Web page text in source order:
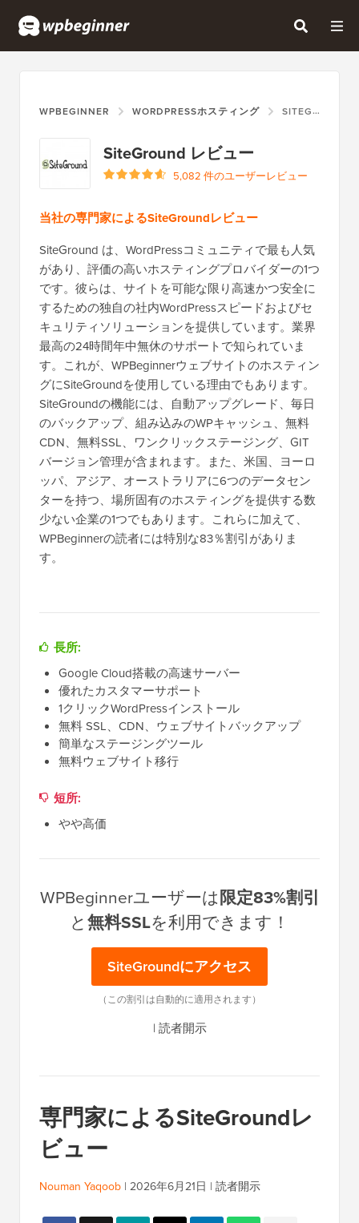
WPBEGINNER WORDPRESSホスティング SITEGROUND
SiteGround レビュー
5,082 件のユーザーレビュー
当社の専門家によるSiteGroundレビュー
SiteGround は、WordPressコミュニティで最も人気
があり、評価の高いホスティングプロバイダーの1つ
です。彼らは、サイトを可能な限り高速かつ安全に
するための独自の社内WordPressスピードおよびセ
キュリティソリューションを提供しています。業界
最高の24時間年中無休のサポートで知られていま
す。これが、WPBeginnerウェブサイトのホスティン
グにSiteGroundを使用している理由でもあります。
SiteGroundの機能には、自動アップグレード、毎日
のバックアップ、組み込みのWPキャッシュ、無料
CDN、無料SSL、ワンクリックステージング、GIT
バージョン管理が含まれます。また、米国、ヨーロ
ッパ、アジア、オーストラリアに6つのデータセン
ターを持つ、場所固有のホスティングを提供する数
少ない企業の1つでもあります。これらに加えて、
WPBeginnerの読者には特別な83％割引がありま
す。
長所:
Google Cloud搭載の高速サーバー
優れたカスタマーサポート
1クリックWordPressインストール
無料 SSL、CDN、ウェブサイトバックアップ
簡単なステージングツール
無料ウェブサイト移行
短所:
やや高価
WPBeginnerユーザーは限定83%割引
と無料SSLを利用できます！
SiteGroundにアクセス
（この割引は自動的に適用されます）
| 読者開示
専門家によるSiteGroundレ
ビュー
Nouman Yaqoob | 2026年6月21日 | 読者開示